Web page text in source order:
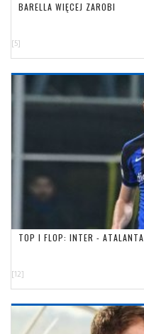
BARELLA WIĘCEJ ZAROBI
[5]
TOP I FLOP: INTER - ATALANTA
[12]